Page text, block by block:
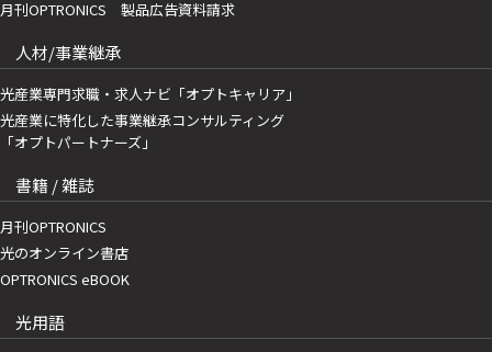
月刊OPTRONICS 製品広告資料請求
人材/事業継承
光産業専門求職・求人ナビ「オプトキャリア」
光産業に特化した事業継承コンサルティング
「オプトパートナーズ」
書籍 / 雑誌
月刊OPTRONICS
光のオンライン書店
OPTRONICS eBOOK
光用語